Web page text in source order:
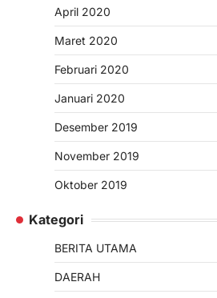
April 2020
Maret 2020
Februari 2020
Januari 2020
Desember 2019
November 2019
Oktober 2019
Kategori
BERITA UTAMA
DAERAH